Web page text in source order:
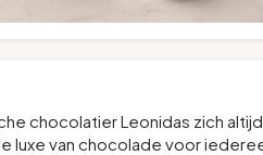
chocolatier Leonidas zich
van chocolade voor